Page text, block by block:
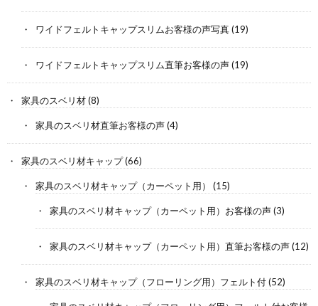
ワイドフェルトキャップスリムお客様の声写真(19)
ワイドフェルトキャップスリム直筆お客様の声(19)
家具のスベリ材(8)
家具のスベリ材直筆お客様の声(4)
家具のスベリ材キャップ(66)
家具のスベリ材キャップ（カーペット用） (15)
家具のスベリ材キャップ（カーペット用）お客様の声(3)
家具のスベリ材キャップ（カーペット用）直筆お客様の声(12)
家具のスベリ材キャップ（フローリング用）フェルト付(52)